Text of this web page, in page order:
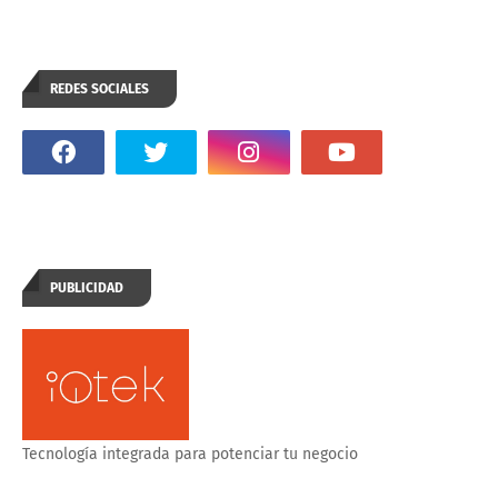
REDES SOCIALES
PUBLICIDAD
Tecnología integrada para potenciar tu negocio